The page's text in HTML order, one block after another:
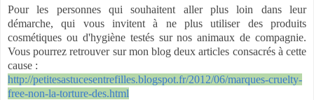
Pour les personnes qui souhaitent aller plus loin dans leur
démarche, qui vous invitent à ne plus utiliser des produits
cosmétiques ou d'hygiène testés sur nos animaux de compagnie.
Vous pourrez retrouver sur mon blog deux articles consacrés à cette
cause :
http://petitesastucesentrefilles.blogspot.fr/2012/06/marques-cruelty-
free-non-la-torture-des.html